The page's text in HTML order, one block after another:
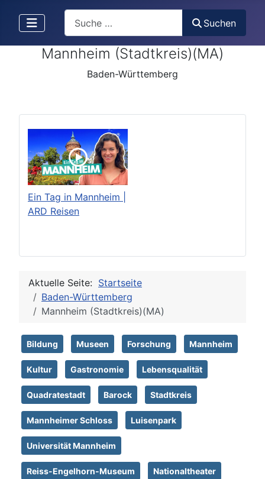
Suchen
Mannheim (Stadtkreis)(MA)
Baden-Württemberg
Ein Tag in Mannheim |
ARD Reisen
Aktuelle Seite: Startseite
Baden-Württemberg
Mannheim (Stadtkreis)(MA)
Bildung Museen Forschung Mannheim
Kultur Gastronomie Lebensqualität
Quadratestadt Barock Stadtkreis
Mannheimer Schloss Luisenpark
Universität Mannheim
Reiss-Engelhorn-Museum Nationaltheater